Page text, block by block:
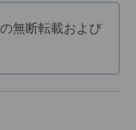
無断転載および